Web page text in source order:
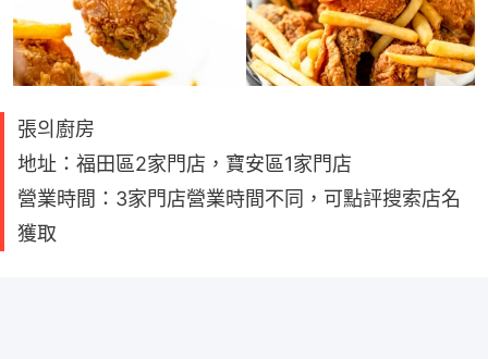
張의廚房
地址：福田區2家門店，寶安區1家門店
營業時間：3家門店營業時間不同，可點評搜索店名
獲取